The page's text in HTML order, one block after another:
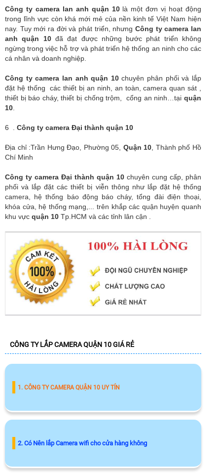
Công ty cameralan anh quận 10là một đơn vị hoạt động
trong lĩnh vực còn khá mới mẻ của nền kinh tế Việt Nam hiện
nay. Tuy mới ra đời và phát triển, nhưng Công tycamera lan
anh quận 10 đã đạt được những bước phát triển không
ngừng trong việc hỗ trợ và phát triển hệ thống an ninh cho các
cá nhân và doanh nghiệp.
Công tycamera lan anh quận 10chuyên phân phối và lắp
đặt hệ thống các thiết bị an ninh, an toàn, camera quan sát ,
thiết bị báo cháy, thiết bị chống trộm, cổng an ninh…tại quận
10
6 . Công ty camera Đại thành quận 10
Địa chỉ :Trần Hưng Đạo, Phường 05, Quận 10 , Thành phố Hồ
Chí Minh
Công ty camera Đại thành quận 10 chuyên cung cấp, phân
phối và lắp đặt các thiết bị viễn thông như lắp đặt hệ thống
camera, hệ thống báo động báo cháy, tổng đài điện thoại,
khóa cửa, hệ thống mạng,... trên khắp các quận huyện quanh
khu vực quận 10 Tp.HCM và các tỉnh lân cận .
CÔNG TY LẮP CAMERA QUẬN 10 GIÁ RẺ
1. CÔNG TY CAMERA QUẬN 10 UY TÍN
2. Có Nên lắp Camera wifi cho cửa hàng không